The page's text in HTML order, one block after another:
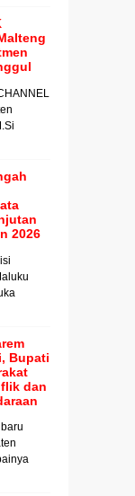
2026
Bupati
dan